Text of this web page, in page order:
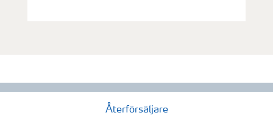
Återförsäljare